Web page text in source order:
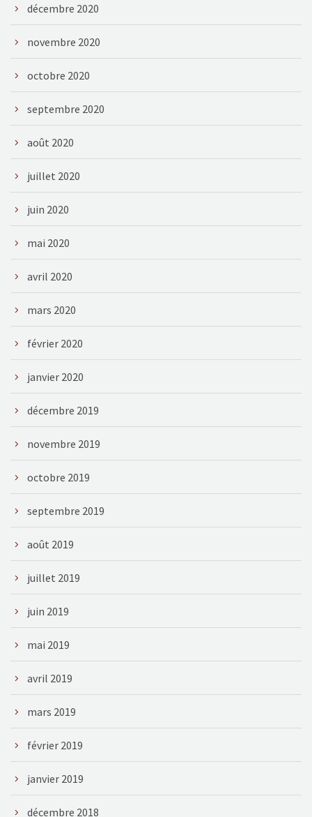
décembre 2020
novembre 2020
octobre 2020
septembre 2020
août 2020
juillet 2020
juin 2020
mai 2020
avril 2020
mars 2020
février 2020
janvier 2020
décembre 2019
novembre 2019
octobre 2019
septembre 2019
août 2019
juillet 2019
juin 2019
mai 2019
avril 2019
mars 2019
février 2019
janvier 2019
décembre 2018